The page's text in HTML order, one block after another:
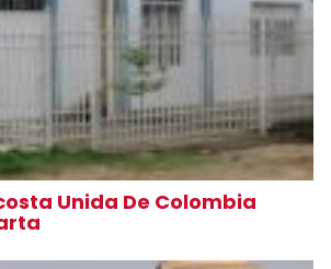
Unida De Colombia